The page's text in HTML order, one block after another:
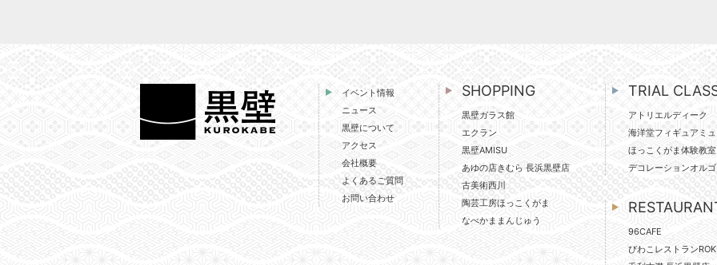
イベント情報
ニュース
黒壁について
アクセス
会社概要
よくあるご質問
お問い合わせ
SHOPPING
黒壁ガラス館
エクラン
黒壁AMISU
あゆの店きむら 長浜黒壁店
古美術西川
陶芸工房ほっこくがま
なべかままんじゅう
TRIAL
アトリエルディーク
海洋堂フィギュアミ
ほっこくがま体験教室
デコレーションオル
96CAFE
びわこレストラン